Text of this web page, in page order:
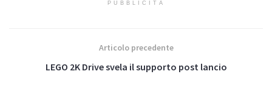
PUBBLICITÀ
Articolo precedente
LEGO 2K Drive svela il supporto post lancio